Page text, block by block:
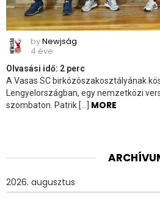
byNewjság
4 éve
Olvasási idő: 2 perc
A Vasas SC birkózószakosztályának
Lengyelországban, egy nemzetközi
szombaton. Patrik […] MORE
2026. augusztus